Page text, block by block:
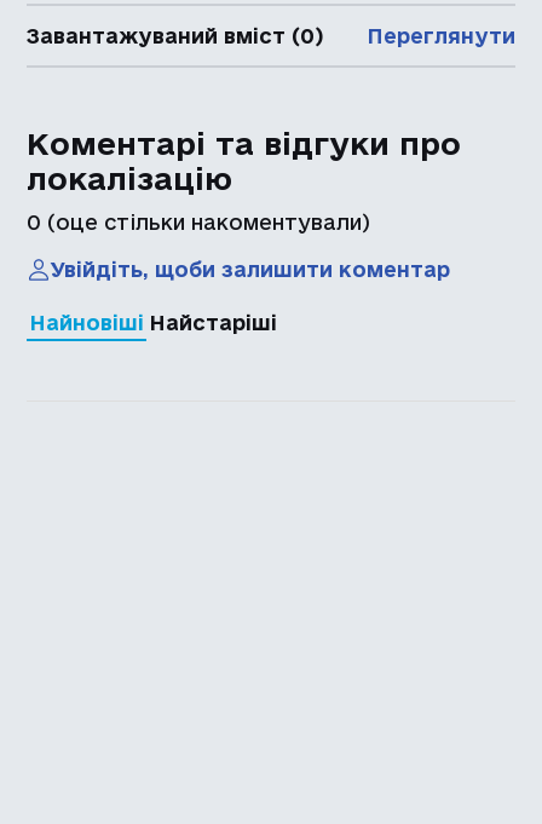
Завантажуваний вміст (0) Переглянути
Коментарі та відгуки про
локалізацію
0 (оце стільки накоментували)
Увійдіть, щоби залишити коментар
Найновіші Найстаріші